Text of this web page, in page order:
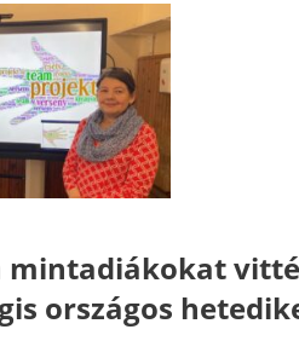
mintadiákokat
országos